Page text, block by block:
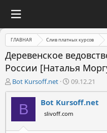
ГЛАВНАЯ Слив платных курсов
Деревенское
России [Наталья
А
в
т
Bot Kursoff.net
Д
а
т
а
н
09.12.21
B Bot Kursoff.net
slivoff.com